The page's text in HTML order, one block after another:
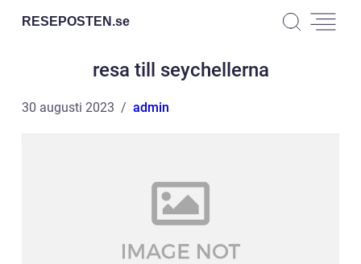
RESEPOSTEN.se
resa till seychellerna
30 augusti 2023 admin